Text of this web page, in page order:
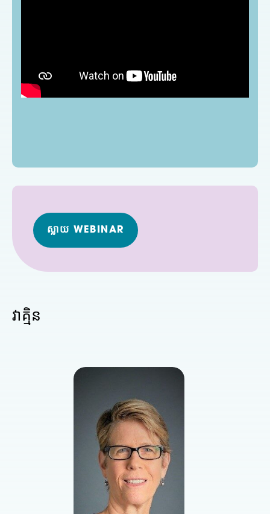
ស្លាយ WEBINAR
វាគ្មិន